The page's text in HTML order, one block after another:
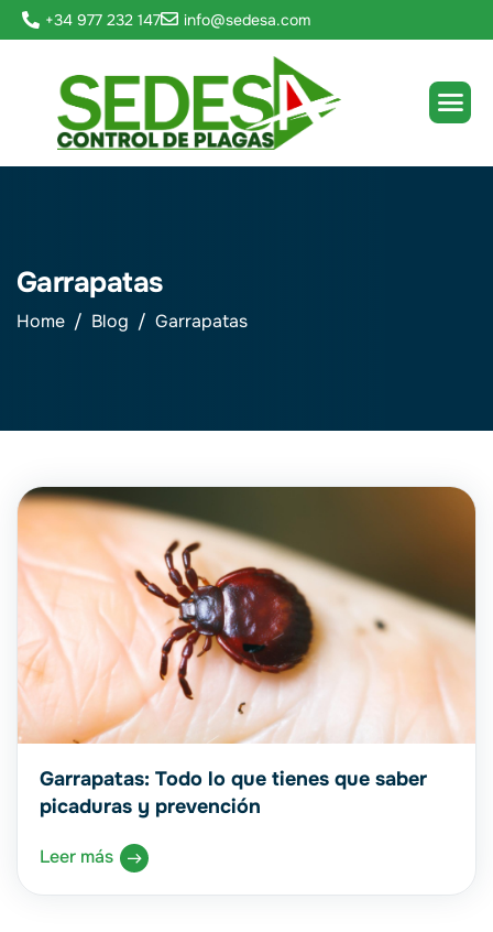
+34 977 232 147 info@sedesa.com
Garrapatas
Home Blog Garrapatas
Garrapatas: Todo lo que tienes que saber
picaduras y prevención
Leer más